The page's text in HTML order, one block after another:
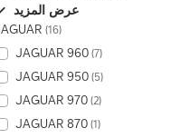
عرض المزيد
(16)
JAGUAR 960(7)
JAGUAR 950(5)
JAGUAR 970(2)
JAGUAR 870(1)